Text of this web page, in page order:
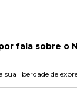
fala sobre o
liberdade de